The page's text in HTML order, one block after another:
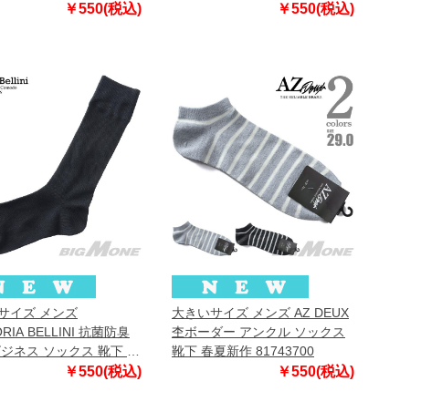
￥550(税込) ￥550(税込)
イズ メンズ
BELLINI 抗菌防臭
ネス ソックス 靴下 春
￥550(税込)
大きいサイズ メンズ AZ DEUX
杢ボーダー アンクル ソックス
靴下 春夏新作 81743700
￥550(税込)